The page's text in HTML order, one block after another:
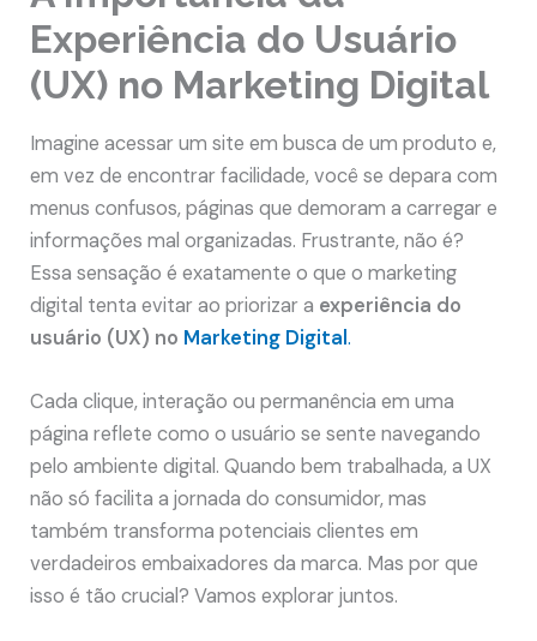
Experiência do Usuário
(UX) no Marketing Digital
Imagine acessar um site em busca de um produto e,
em vez de encontrar facilidade, você se depara com
menus confusos, páginas que demoram a carregar e
informações mal organizadas. Frustrante, não é?
Essa sensação é exatamente o que o marketing
digital tenta evitar ao priorizar a experiência do
usuário (UX) no Marketing Digital.
Cada clique, interação ou permanência em uma
página reflete como o usuário se sente navegando
pelo ambiente digital. Quando bem trabalhada, a UX
não só facilita a jornada do consumidor, mas
também transforma potenciais clientes em
verdadeiros embaixadores da marca. Mas por que
isso é tão crucial? Vamos explorar juntos.